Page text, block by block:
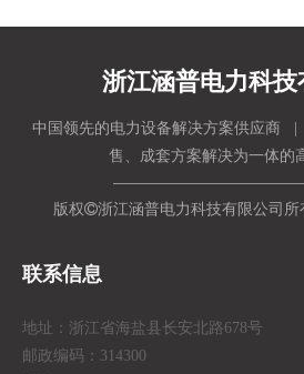
浙江涵普电力科技
中国领先的电力设备解决方案供应商
售、成套方案解决为一体的
版权浙江涵普电力科技有限公司
联系信息
地址：浙江省海盐县长安北路678号
邮政编码：314300